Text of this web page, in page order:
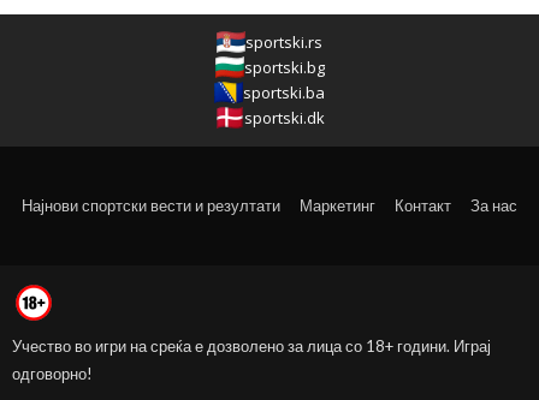
sportski.rs
sportski.bg
sportski.ba
sportski.dk
Најнови спортски вести и резултати Маркетинг Контакт За нас
Учество во игри на среќа е дозволено за лица со 18+ години. Играј
одговорно!